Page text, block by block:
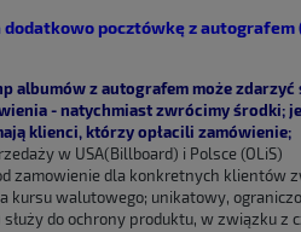
pocztówkę z autografem
albumów z autografem może
- natychmiast zwrócimy środki;
klienci, którzy opłacili zamówienie;
w USA(Billboard) i Polsce (OLiS)
zamowienie dla konkretnych klientów
kursu walutowego; unikatowy,
do ochrony produktu, w związku